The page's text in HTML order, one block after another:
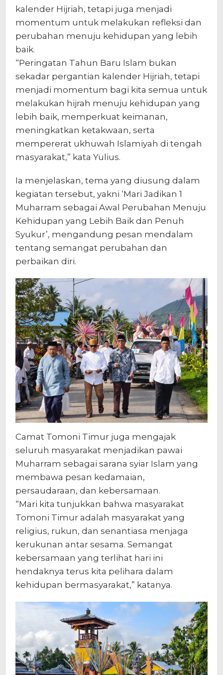
kalender Hijriah, tetapi juga menjadi
momentum untuk melakukan refleksi dan
perubahan menuju kehidupan yang lebih
baik.
“Peringatan Tahun Baru Islam bukan
sekadar pergantian kalender Hijriah, tetapi
menjadi momentum bagi kita semua untuk
melakukan hijrah menuju kehidupan yang
lebih baik, memperkuat keimanan,
meningkatkan ketakwaan, serta
mempererat ukhuwah Islamiyah di tengah
masyarakat,” kata Yulius.
Ia menjelaskan, tema yang diusung dalam
kegiatan tersebut, yakni ‘Mari Jadikan 1
Muharram sebagai Awal Perubahan Menuju
Kehidupan yang Lebih Baik dan Penuh
Syukur’, mengandung pesan mendalam
tentang semangat perubahan dan
perbaikan diri.
Camat Tomoni Timur juga mengajak
seluruh masyarakat menjadikan pawai
Muharram sebagai sarana syiar Islam yang
membawa pesan kedamaian,
persaudaraan, dan kebersamaan.
“Mari kita tunjukkan bahwa masyarakat
Tomoni Timur adalah masyarakat yang
religius, rukun, dan senantiasa menjaga
kerukunan antar sesama. Semangat
kebersamaan yang terlihat hari ini
hendaknya terus kita pelihara dalam
kehidupan bermasyarakat,” katanya.